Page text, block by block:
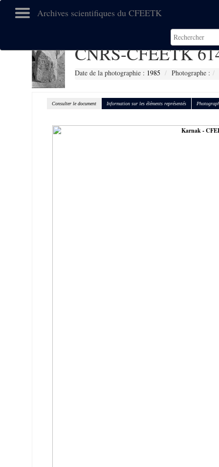
Archives scientifiques du CFEETK
CNRS-CFEETK
Date de la photographie : 1985 Photographe :
Consulter le document Information sur les éléments représentés